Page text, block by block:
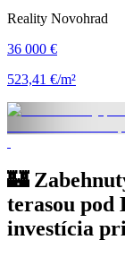
Reality Novohrad
36 000 €
523,41 €/m²
🏰
terasou pod
investícia